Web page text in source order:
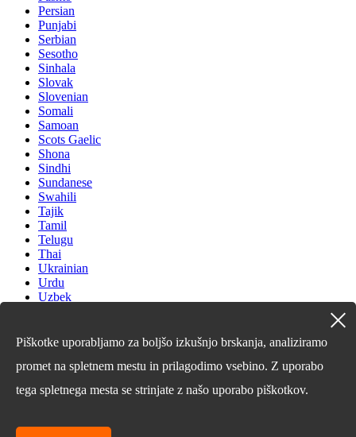
Persian
Punjabi
Serbian
Sesotho
Sinhala
Slovak
Slovenian
Somali
Samoan
Scots Gaelic
Shona
Sindhi
Sundanese
Swahili
Tajik
Tamil
Telugu
Thai
Ukrainian
Urdu
Uzbek
Xhosa
Yoruba
Zulu
Kinyarwanda
Oriya
Piškotke uporabljamo za boljšo izkušnjo brskanja, analiziramo
promet na spletnem mestu in prilagodimo vsebino. Z uporabo
tega spletnega mesta se strinjate z našo uporabo piškotkov.